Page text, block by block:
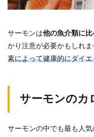
サーモンは他の魚介類に
かり注意が必要かもしれま
素によって健康的にダイ
サーモンのカ
サーモンの中でも最も人